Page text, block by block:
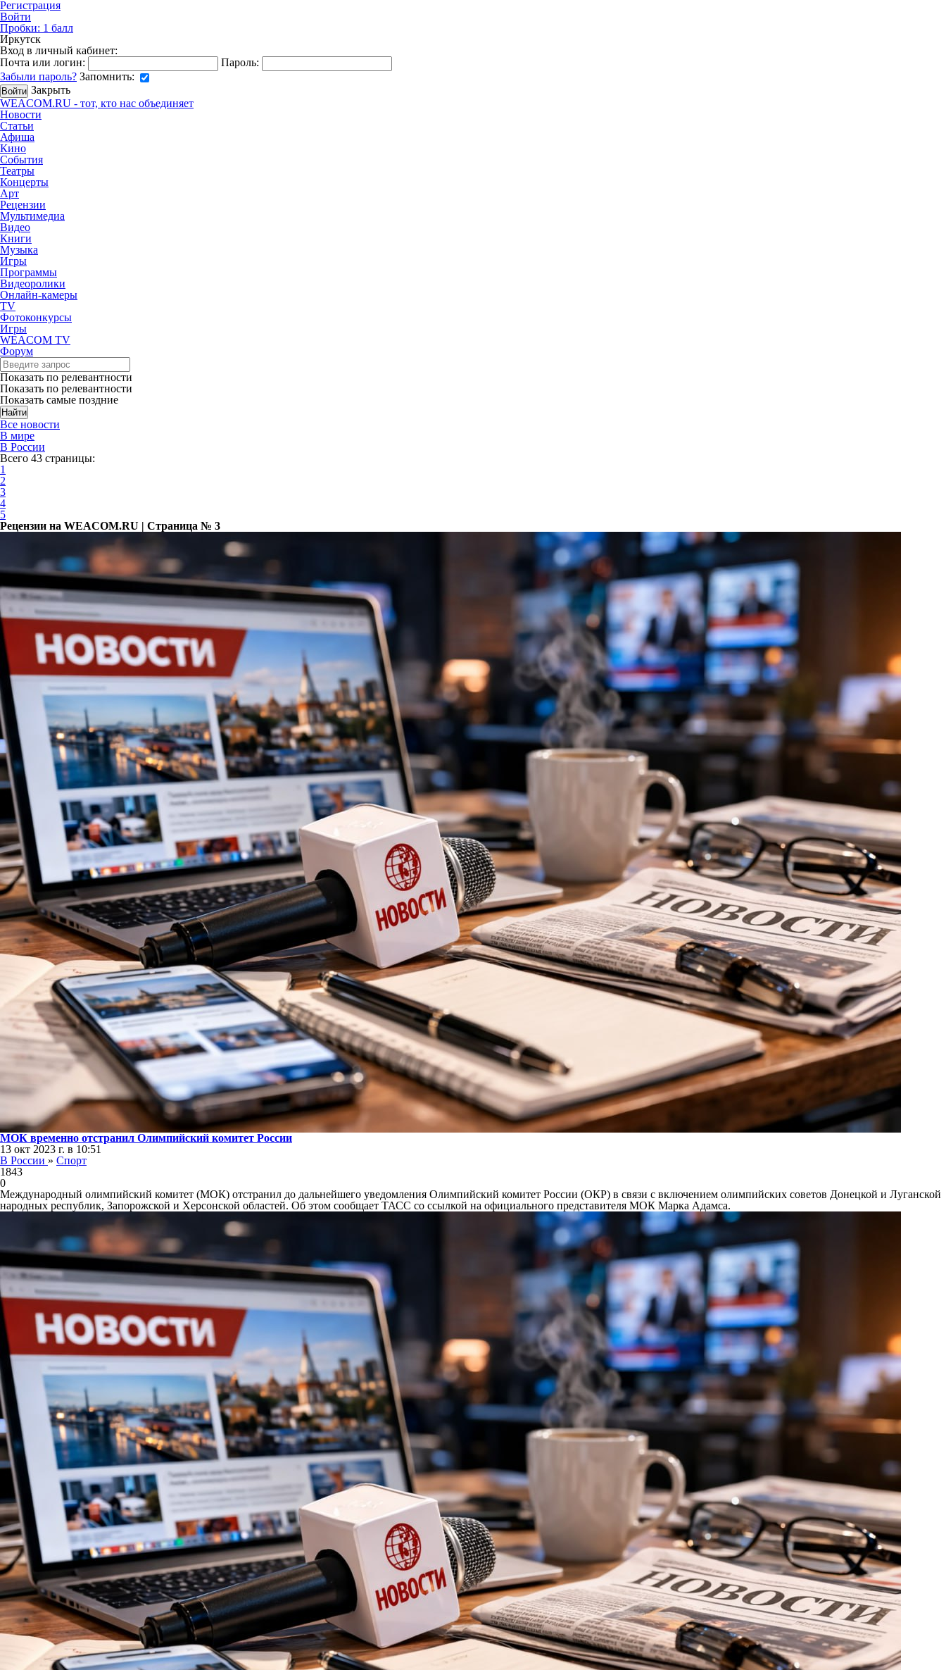
Регистрация
Войти
Пробки: 1 балл
Иркутск
Вход в личный кабинет:
Почта или логин:
Пароль:
Забыли пароль? Запомнить:
Закрыть
WEACOM.RU - тот, кто нас объединяет
Новости
Статьи
Афиша
Кино
События
Театры
Концерты
Арт
Рецензии
Мультимедиа
Видео
Книги
Музыка
Игры
Программы
Видеоролики
Онлайн-камеры
TV
Фотоконкурсы
Игры
WEACOM TV
Форум
Показать по релевантности
Показать по релевантности
Показать самые поздние
Все новости
В мире
В России
Всего 43 страницы:
1
2
3
4
5
Рецензии на WEACOM.RU | Страница № 3
МОК временно отстранил Олимпийский комитет России
13 окт 2023 г. в 10:51
В России » Спорт
1843
0
Международный олимпийский комитет (МОК) отстранил до дальнейшего уведомления Олимпийский комитет России (ОКР) в связи с включением олимпийских советов Донецкой и Луганской
народных республик, Запорожской и Херсонской областей. Об этом сообщает ТАСС со ссылкой на официального представителя МОК Марка Адамса.